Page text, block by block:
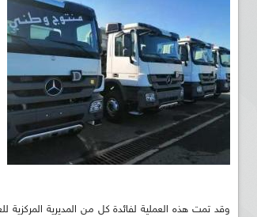
وقد تمت هذه العملية لفائدة كل من المديرية